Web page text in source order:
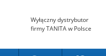
Wyłączny dystrybutor
firmy TANITA w Polsce